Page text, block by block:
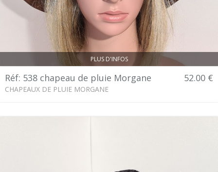
PLUS D'INFOS
Réf: 538 chapeau de pluie Morgane
CHAPEAUX DE PLUIE MORGANE
52.00 €